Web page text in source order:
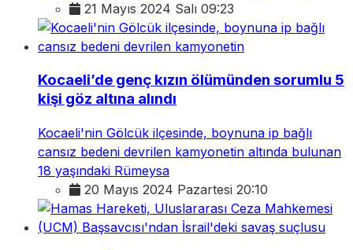
21 Mayıs 2024 Salı 09:23
Kocaeli’de genç kızın ölümünden sorumlu 5
kişi göz altına alındı
Kocaeli'nin Gölcük ilçesinde, boynuna ip bağlı
cansız bedeni devrilen kamyonetin altında bulunan
18 yaşındaki Rümeysa
20 Mayıs 2024 Pazartesi 20:10